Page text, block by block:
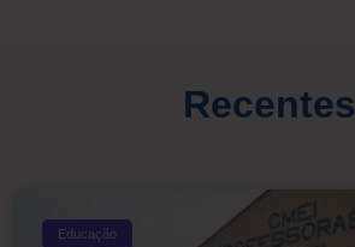
Recentes
Educação